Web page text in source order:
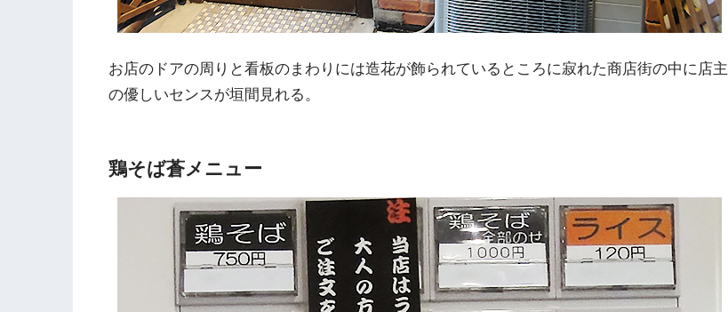
お店のドアの周りと看板のまわりには造花が飾られているところに寂れた商店街の中に店主
の優しいセンスが垣間見れる。
鶏そば蒼メニュー